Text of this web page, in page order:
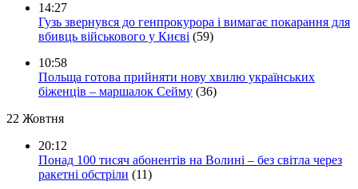
14:27
Гузь звернувся до генпрокурора і вимагає покарання для
вбивць військового у Києві (59)
10:58
Польща готова прийняти нову хвилю українських
біженців – маршалок Сейму (36)
22 Жовтня
20:12
Понад 100 тисяч абонентів на Волині – без світла через
ракетні обстріли (11)